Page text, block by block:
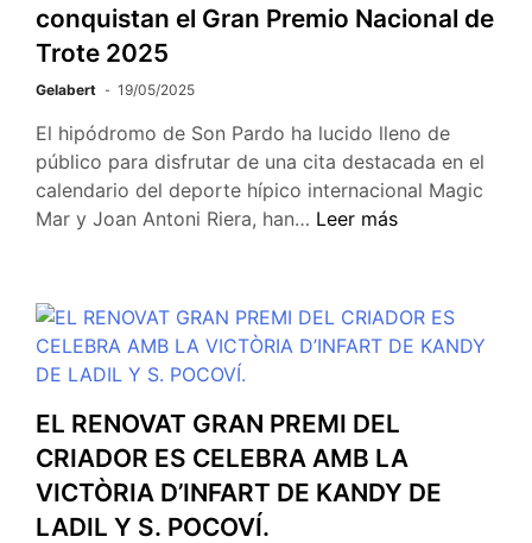
conquistan el Gran Premio Nacional de
Trote 2025
Gelabert 19/05/2025
El hipódromo de Son Pardo ha lucido lleno de
público para disfrutar de una cita destacada en el
calendario del deporte hípico internacional Magic
Mar y Joan Antoni Riera, han… Leer más
EL RENOVAT GRAN PREMI DEL
CRIADOR ES CELEBRA AMB LA
VICTÒRIA D’INFART DE KANDY DE
LADIL Y S. POCOVÍ.